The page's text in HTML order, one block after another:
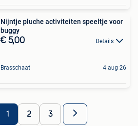
Nijntje pluche activiteiten speeltje voor
buggy
€ 5,00 Details
Brasschaat 4 aug 26
1 2 3